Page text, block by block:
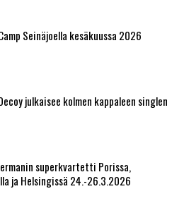
Seinäjoella kesäkuussa 2026
julkaisee kolmen kappaleen singlen
superkvartetti Porissa,
ja Helsingissä 24.-26.3.2026